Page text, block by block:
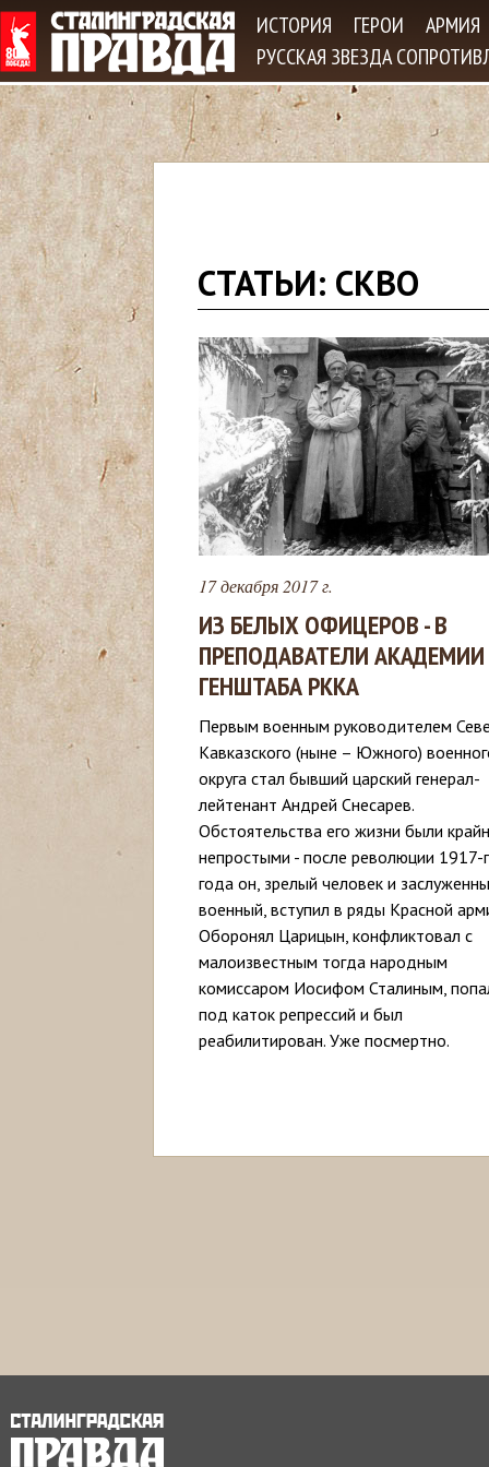
ИСТОРИЯ ГЕРОИ
АРМИЯ
РУССКАЯ ЗВЕЗДА
ы
з
д
е
с
ь
СТАТЬИ: СКВО
17 декабря 2017 г.
ИЗ БЕЛЫХ ОФИЦЕРОВ - В
ПРЕПОДАВАТЕЛИ АКАДЕМИИ
ГЕНШТАБА РККА
Первым военным руководителем
Кавказского (ныне – Южного)
округа стал бывший царский генерал-
лейтенант Андрей Снесарев.
Обстоятельства его жизни были
непростыми - после революции 1917-
года он, зрелый человек и
военный, вступил в ряды Красной
Оборонял Царицын, конфликтовал с
малоизвестным тогда народным
комиссаром Иосифом Сталиным,
под каток репрессий и был
реабилитирован. Уже посмертно.